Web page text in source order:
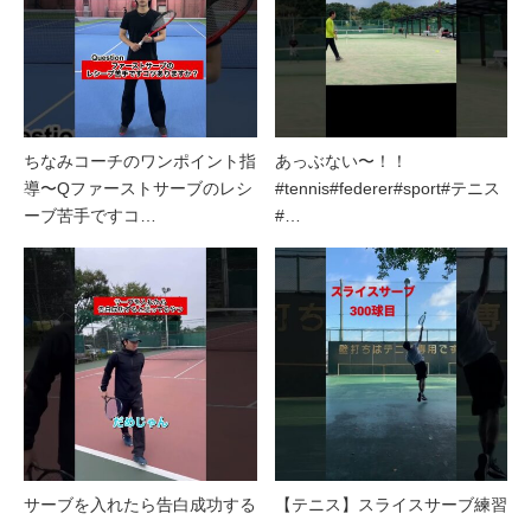
ちなみコーチのワンポイント指
導〜Qファーストサーブのレシ
ーブ苦手ですコ…
あっぶない〜！！
#tennis#federer#sport#テニス
#…
サーブを入れたら告白成功する
【テニス】スライスサーブ練習